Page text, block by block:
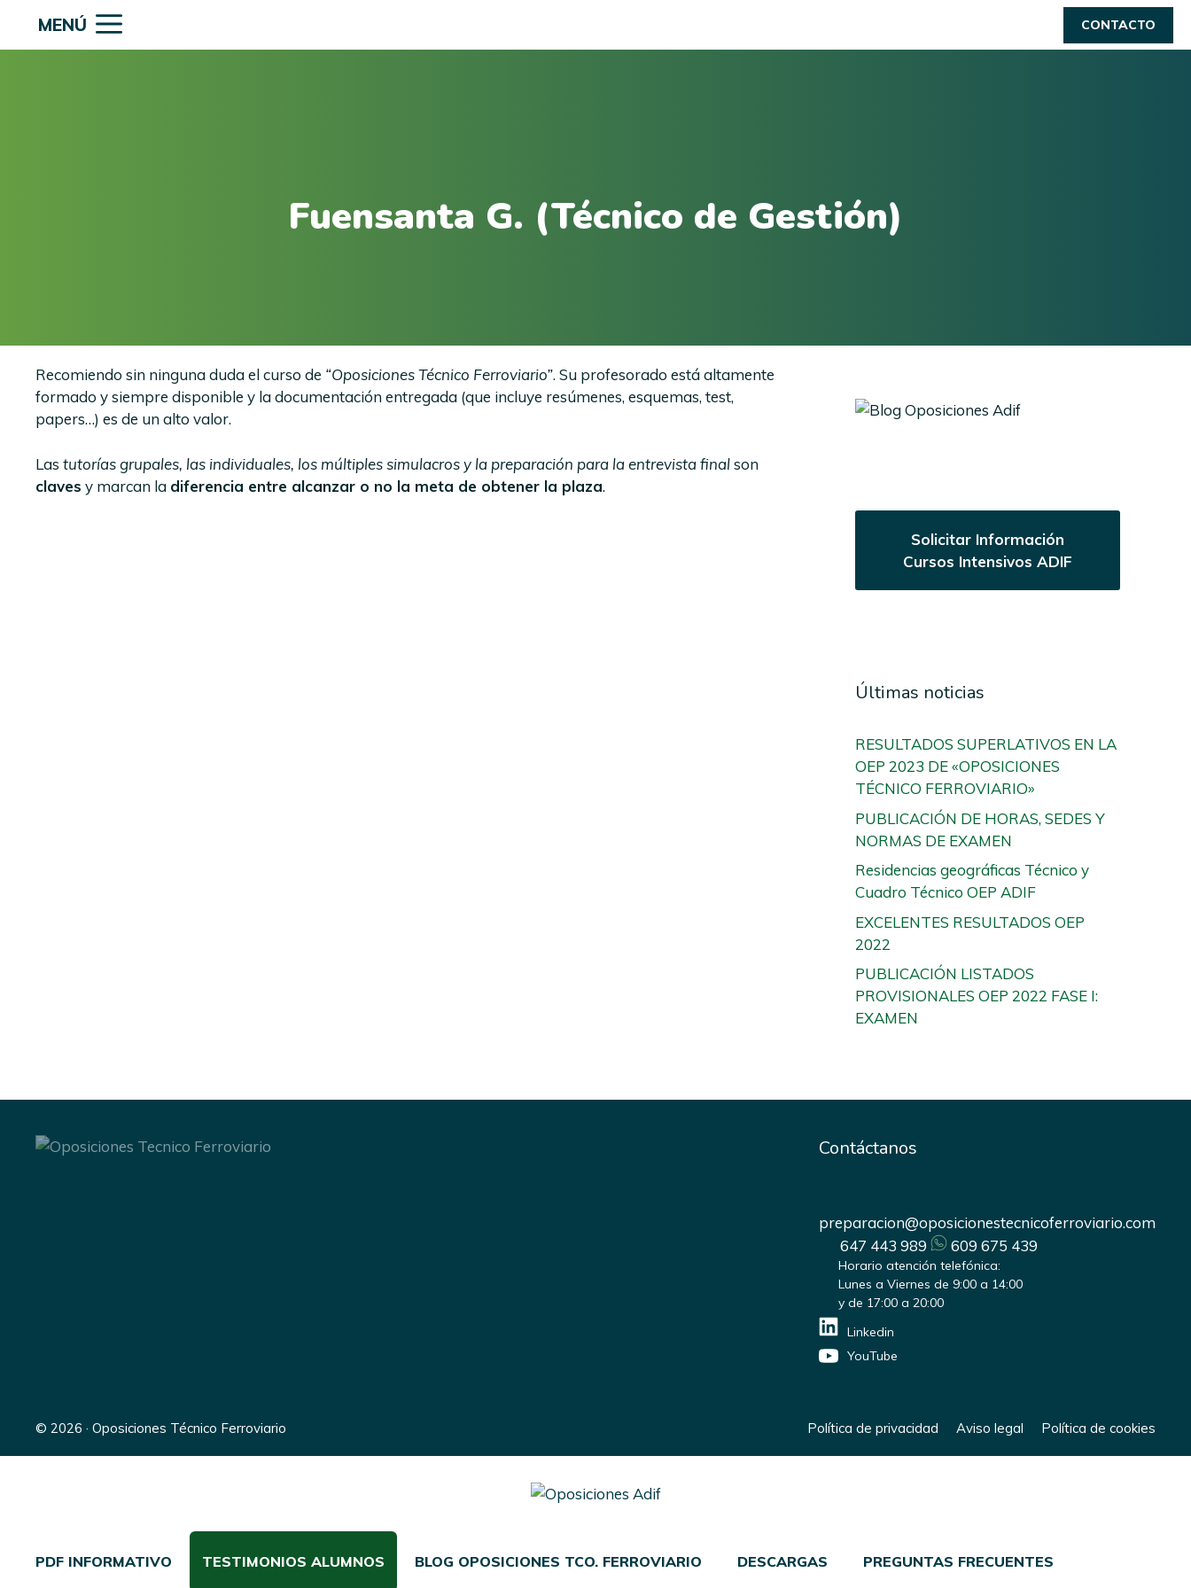
contenido
MENÚ CONTACTO
Fuensanta G. (Técnico de Gestión)
Recomiendo sin ninguna duda el curso de “Oposiciones Técnico Ferroviario”. Su profesorado está altamente
formado y siempre disponible y la documentación entregada (que incluye resúmenes, esquemas, test,
papers…) es de un alto valor.
Las tutorías grupales, las individuales, los múltiples simulacros y la preparación para la entrevista finalson
claves y marcan la diferencia entre alcanzar o no la meta de obtener la plaza.
Solicitar Información
Cursos Intensivos ADIF
Últimas noticias
RESULTADOS SUPERLATIVOS EN LA
OEP 2023 DE «OPOSICIONES
TÉCNICO FERROVIARIO»
PUBLICACIÓN DE HORAS, SEDES Y
NORMAS DE EXAMEN
Residencias geográficas Técnico y
Cuadro Técnico OEP ADIF
EXCELENTES RESULTADOS OEP
2022
PUBLICACIÓN LISTADOS
PROVISIONALES OEP 2022 FASE I:
EXAMEN
Contáctanos
preparacion@oposicionestecnicoferroviario.com
647 443 989
609 675 439
Horario atención telefónica:
Lunes a Viernes de 9:00 a 14:00
y de 17:00 a 20:00
Linkedin
YouTube
Política de privacidad Aviso legal Política de cookies
© 2026 · Oposiciones Técnico Ferroviario
PDF INFORMATIVO TESTIMONIOS ALUMNOS BLOG OPOSICIONES TCO. FERROVIARIO DESCARGAS PREGUNTAS FRECUENTES